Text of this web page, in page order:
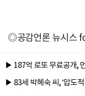
◎공감언론 뉴시스